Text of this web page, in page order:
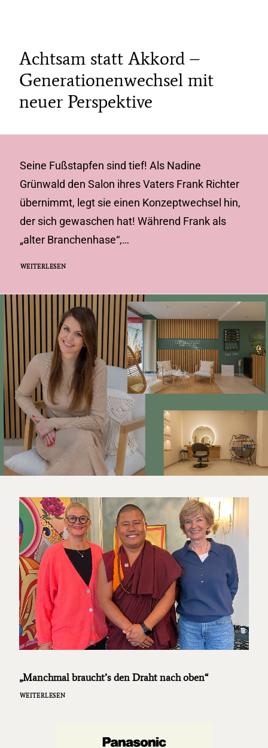
Achtsam statt Akkord –
Generationenwechsel mit
neuer Perspektive
Seine Fußstapfen sind tief! Als Nadine
Grünwald den Salon ihres Vaters Frank Richter
übernimmt, legt sie einen Konzeptwechsel hin,
der sich gewaschen hat! Während Frank als
„alter Branchenhase“,…
WEITERLESEN
„Manchmal braucht’s den Draht nach oben“
WEITERLESEN